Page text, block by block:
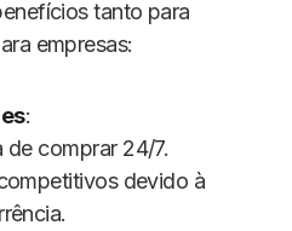
tanto para
empresas:
:
de comprar 24/7.
devido à